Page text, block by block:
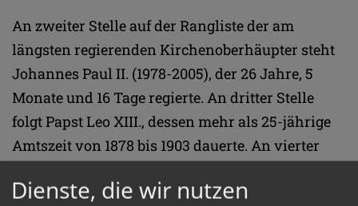
An zweiter Stelle auf der Rangliste der am
längsten regierenden Kirchenoberhäupter steht
Johannes Paul II. (1978-2005), der 26 Jahre, 5
Monate und 16 Tage regierte. An dritter Stelle
folgt Papst Leo XIII., dessen mehr als 25-jährige
Amtszeit von 1878 bis 1903 dauerte. An vierter
über 24 Jahre und 6 Monate regierte.
Dienste, die wir nutzen